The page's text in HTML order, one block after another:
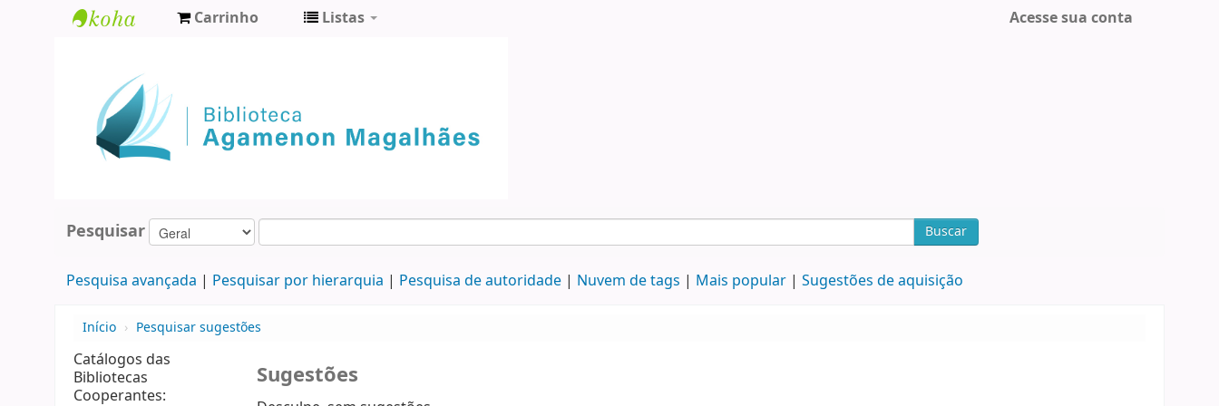
Agamenon
Magalhães
Carrinho Listas Acesse sua conta
Pesquisar Buscar
Pesquisa avançada Pesquisar por hierarquia Pesquisa de autoridade Nuvem de tags Mais popular Sugestões de aquisição
Início › Pesquisar sugestões
Catálogos das
Bibliotecas
Cooperantes:
Sugestões